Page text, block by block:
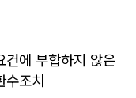
건에 부합하지 않은
수조치